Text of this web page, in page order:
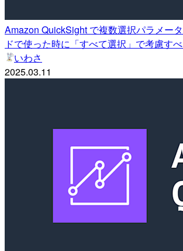
Amazon QuickSight で複数選択パラメー
ドで使った時に「すべて選択」で考慮す
いわさ
2025.03.11